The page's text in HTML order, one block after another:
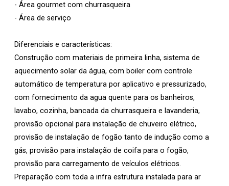
- Área gourmet com churrasqueira
- Área de serviço
Diferenciais e características:
Construção com materiais de primeira linha, sistema de
aquecimento solar da água, com boiler com controle
automático de temperatura por aplicativo e pressurizado,
com fornecimento da agua quente para os banheiros,
lavabo, cozinha, bancada da churrasqueira e lavanderia,
provisão opcional para instalação de chuveiro elétrico,
provisão de instalação de fogão tanto de indução como a
gás, provisão para instalação de coifa para o fogão,
provisão para carregamento de veículos elétricos.
Preparação com toda a infra estrutura instalada para ar